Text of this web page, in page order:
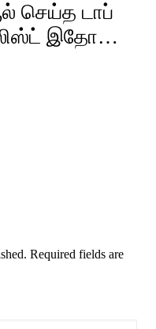
செய்த டாப்
லிஸ்ட் இதோ…
Required fields are